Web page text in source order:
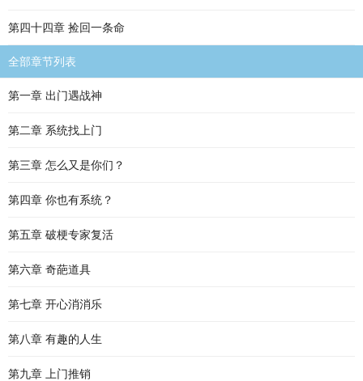
第四十四章 捡回一条命
全部章节列表
第一章 出门遇战神
第二章 系统找上门
第三章 怎么又是你们？
第四章 你也有系统？
第五章 破梗专家复活
第六章 奇葩道具
第七章 开心消消乐
第八章 有趣的人生
第九章 上门推销